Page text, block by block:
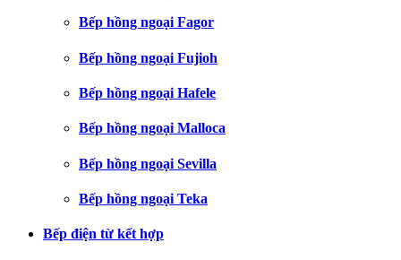
Bếp hồng ngoại Fagor
Bếp hồng ngoại Fujioh
Bếp hồng ngoại Hafele
Bếp hồng ngoại Malloca
Bếp hồng ngoại Sevilla
Bếp hồng ngoại Teka
Bếp điện từ kết hợp